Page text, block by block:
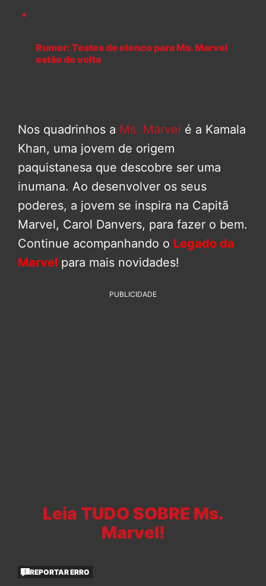
Rumor: Testes de elenco para Ms. Marvel
estão de volta
Nos quadrinhos a Ms. Marvel é a Kamala
Khan, uma jovem de origem
paquistanesa que descobre ser uma
inumana. Ao desenvolver os seus
poderes, a jovem se inspira na Capitã
Marvel, Carol Danvers, para fazer o bem.
Continue acompanhando o Legado da
Marvel para mais novidades!
PUBLICIDADE
Leia TUDO SOBRE Ms.
Marvel!
REPORTAR ERRO